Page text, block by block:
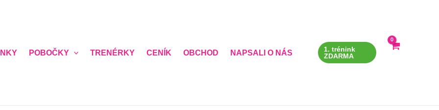
POBOČKY TRENÉRKY CENÍK OBCHOD NAPSALI O NÁS
1. trénink
ZDARMA